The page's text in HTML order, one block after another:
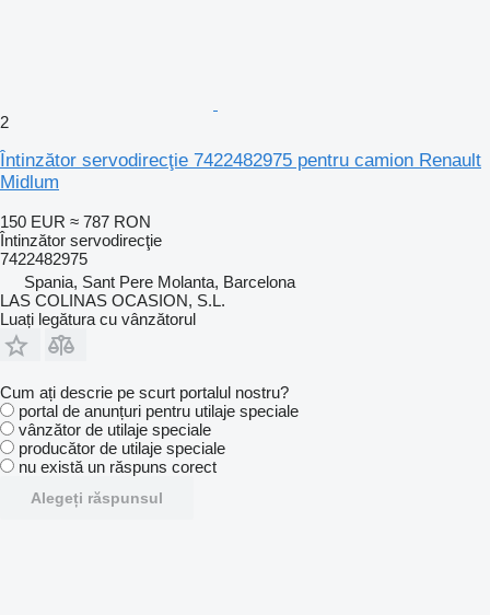
2
Întinzător servodirecţie 7422482975 pentru camion Renault
Midlum
150 EUR ≈ 787 RON
Întinzător servodirecţie
7422482975
Spania, Sant Pere Molanta, Barcelona
LAS COLINAS OCASION, S.L.
Luați legătura cu vânzătorul
Cum ați descrie pe scurt portalul nostru?
portal de anunțuri pentru utilaje speciale
vânzător de utilaje speciale
producător de utilaje speciale
nu există un răspuns corect
Alegeți răspunsul